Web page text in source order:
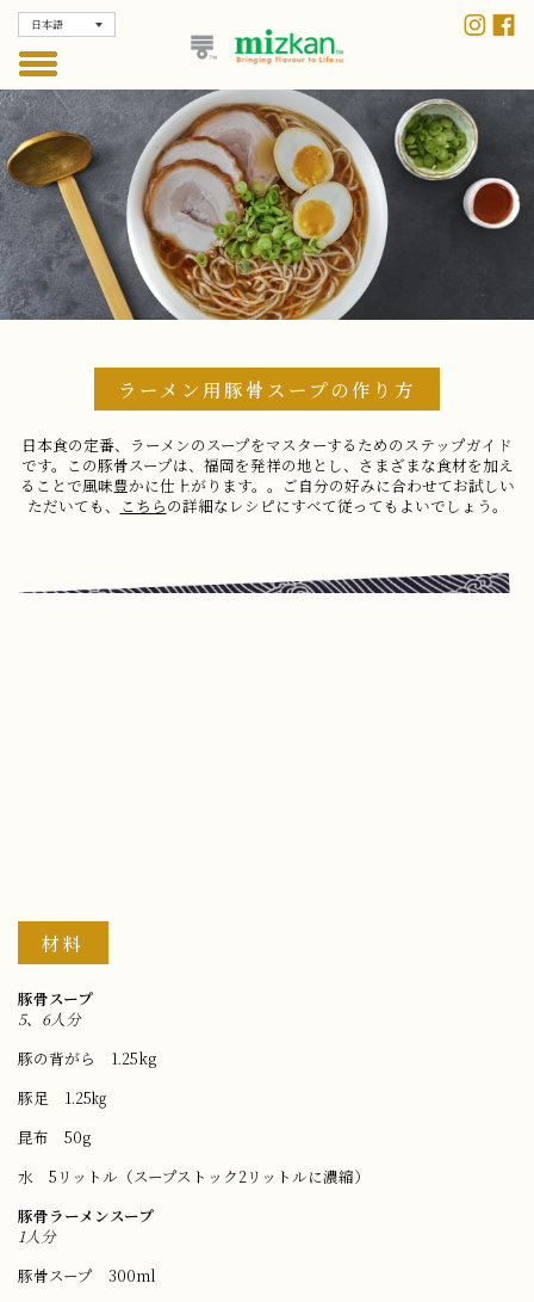
日本語
ラーメン用豚骨スープの作り方
日本食の定番、ラーメンのスープをマスターするためのステップガイド
です。この豚骨スープは、福岡を発祥の地とし、さまざまな食材を加え
ることで風味豊かに仕上がります。。ご自分の好みに合わせてお試しい
ただいても、 こちらの詳細なレシピにすべて従ってもよいでしょう。
材料
豚骨スープ
5、6人分
豚の背がら 1.25kg
豚足 1.25㎏
昆布 50g
水 5リットル（スープストック2リットルに濃縮）
豚骨ラーメンスープ
1人分
豚骨スープ 300ml